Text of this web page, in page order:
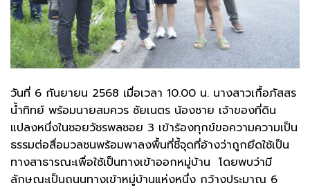
วันที่ 6 กันยายน 2568 เมื่อเวลา 10.00 น. นางสาวเกื้อภัสสร
น้ำทิทย์ พร้อมนายสมควร ชัยเนตร น้องชาย เจ้าของที่ดิน
แปลงหนึ่งในซอยวัชรพลซอย 3 เข้าร้องทุกข์ขอความความเป็น
ธรรมต่อสื่อมวลชนพร้อมพาลงพื้นที่ชี้จุดที่อ้างว่าถูกยึดใช้เป็น
ทางสาธารณะเพื่อใช้เป็นทางเข้าออกหมู่บ้าน โดยพบว่ามี
ลักษณะเป็นถนนทางเข้าหมู่บ้านแห่งหนึ่ง กว้างประมาณ 6